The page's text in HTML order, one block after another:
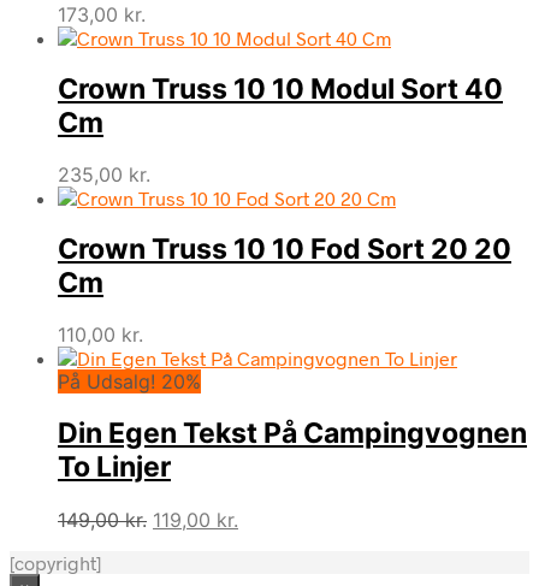
173,00 kr.
Crown Truss 10 10 Modul Sort 40
Cm
235,00 kr.
Crown Truss 10 10 Fod Sort 20 20
Cm
110,00 kr.
På Udsalg! 20%
Din Egen Tekst På Campingvognen
To Linjer
149,00kr. Den
119,00 kr.
[copyright]